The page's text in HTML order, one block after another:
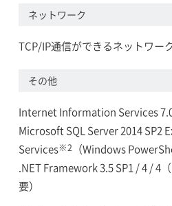
ネットワーク
TCP/IP通信ができるネットワー
その他
Internet Information Services
Microsoft SQL Server 2014 SP2
Services※2（Windows
.NET Framework 3.5 SP1 / 4 / 4
要）